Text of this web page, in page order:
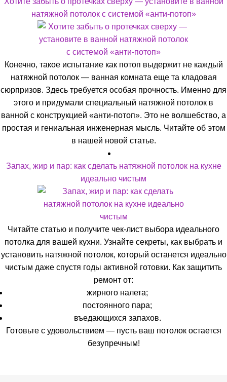
натяжной потолок с системой «анти-потоп»
Конечно, такое испытание как потоп выдержит не каждый
натяжной потолок — ванная комната еще та кладовая
сюрпризов. Здесь требуется особая прочность. Именно для
этого и придумали специальный натяжной потолок в
ванной с конструкцией «анти-потоп». Это не волшебство, а
простая и гениальная инженерная мысль. Читайте об этом
в нашей новой статье.
Запах, жир и пар: как сделать натяжной потолок на кухне
идеально чистым
Читайте статью и получите чек-лист выбора идеального
потолка для вашей кухни. Узнайте секреты, как выбрать и
установить натяжной потолок, который останется идеально
чистым даже спустя годы активной готовки. Как защитить
ремонт от:
жирного налета;
постоянного пара;
въедающихся запахов.
Готовьте с удовольствием — пусть ваш потолок остается
безупречным!